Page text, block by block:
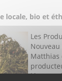
locale, bio et
Les
Matthias
légumes